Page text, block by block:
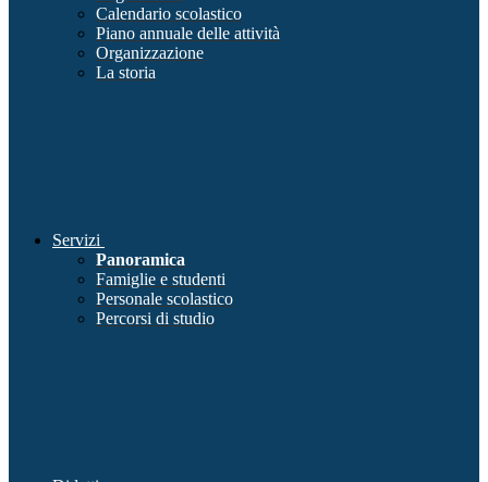
Calendario scolastico
Piano annuale delle attività
Organizzazione
La storia
Servizi
Panoramica
Famiglie e studenti
Personale scolastico
Percorsi di studio